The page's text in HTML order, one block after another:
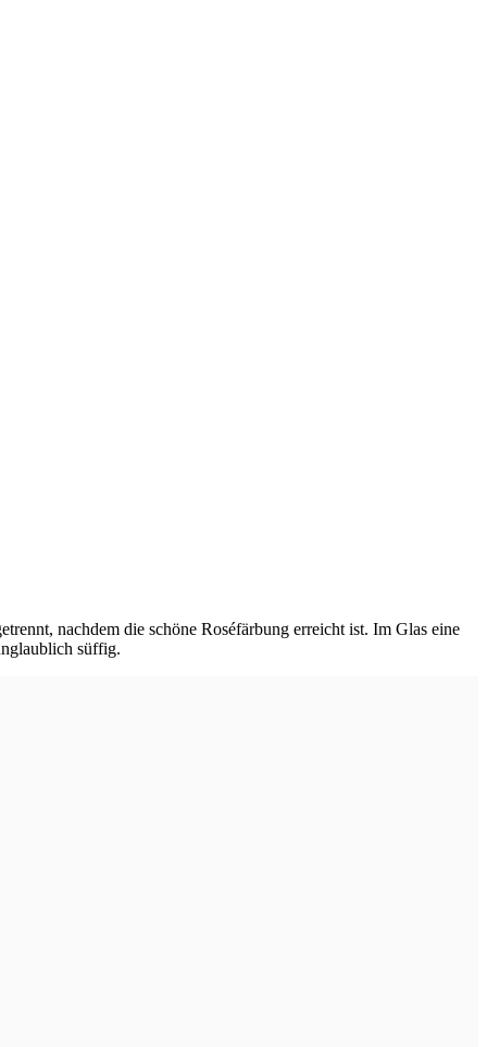
nachdem die schöne Roséfärbung erreicht ist. Im Glas eine
süffig.